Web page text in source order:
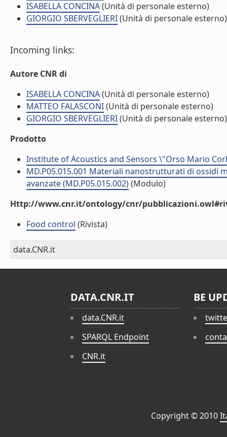
ISABELLA CONCINA(Unità di personale esterno)
GIORGIO SBERVEGLIERI(Unità di personale esterno)
Incoming links:
Autore CNR di
ISABELLA CONCINA(Unità di personale esterno)
MATTEO FALASCONI(Unità di personale esterno)
GIORGIO SBERVEGLIERI(Unità di personale esterno)
Prodotto
Institute of Acoustics and Sensors \"Orso Mario
MD.P05.015.001 Materiali nanostrutturati di ossidi
avanzate (MD.P05.015.002)(Modulo)
Http://www.cnr.it/ontology/cnr/
Food control (Rivista)
data.CNR.it
DATA.CNR.IT
data.CNR.it
SPARQL Endpoint
CNR.it
BE
Copyright © 2010